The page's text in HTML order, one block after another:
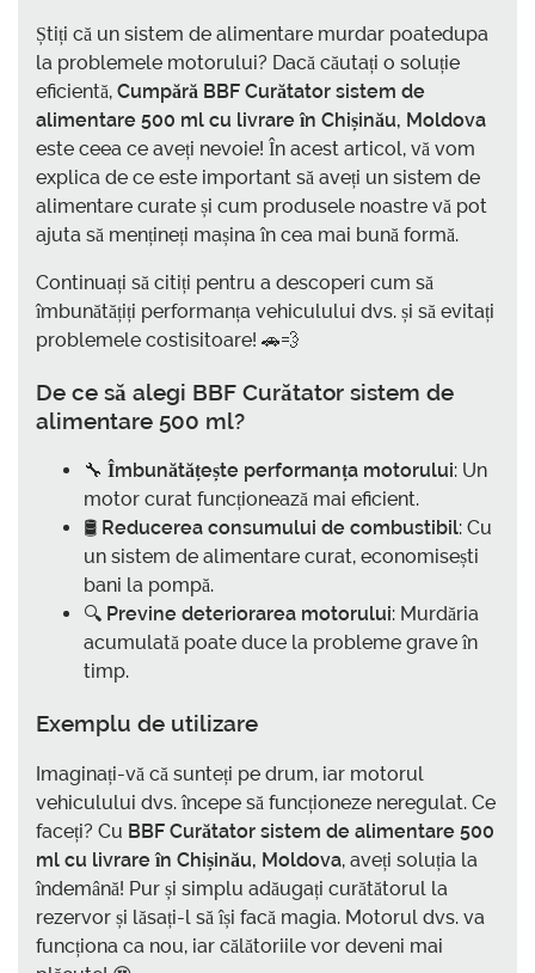
Știți că un sistem de alimentare murdar poatedupa
la problemele motorului? Dacă căutați o soluție
eficientă, Cumpără BBF Curătator sistem de
alimentare 500 ml cu livrare în Chișinău, Moldova
este ceea ce aveți nevoie! În acest articol, vă vom
explica de ce este important să aveți un sistem de
alimentare curate și cum produsele noastre vă pot
ajuta să mențineți mașina în cea mai bună formă.
Continuați să citiți pentru a descoperi cum să
îmbunătățiți performanța vehiculului dvs. și să evitați
problemele costisitoare! 🚗💨
De ce să alegi BBF Curătator sistem de
alimentare 500 ml?
🔧 Îmbunătățește performanța motorului: Un
motor curat funcționează mai eficient.
🛢️ Reducerea consumului de combustibil: Cu
un sistem de alimentare curat, economisești
bani la pompă.
🔍 Previne deteriorarea motorului: Murdăria
acumulată poate duce la probleme grave în
timp.
Exemplu de utilizare
Imaginați-vă că sunteți pe drum, iar motorul
vehiculului dvs. începe să funcționeze neregulat. Ce
faceți? Cu BBF Curătator sistem de alimentare 500
ml cu livrare în Chișinău, Moldova, aveți soluția la
îndemână! Pur și simplu adăugați curătătorul la
rezervor și lăsați-l să își facă magia. Motorul dvs. va
funcționa ca nou, iar călătoriile vor deveni mai